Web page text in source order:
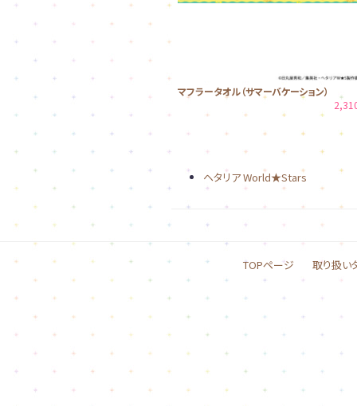
マフラータオル（サマーバケーション）
ヘタリア World★Stars
TOPページ 取り扱い